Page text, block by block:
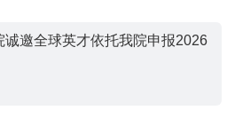
诚邀全球英才依托我院申报2026